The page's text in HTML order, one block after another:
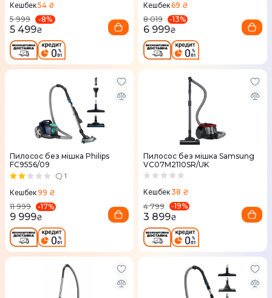
Кешбек54 ₴
5 999
-8%
5 499₴
Кешбек69 ₴
8 019
-13%
6 999₴
Пилосос без мішка Philips
FC9556/09
1
Кешбек99 ₴
11 999
-17%
9 999₴
Пилосос без мішка Samsung
VC07M2110SR/UK
Кешбек38 ₴
4 799
-19%
3 899₴